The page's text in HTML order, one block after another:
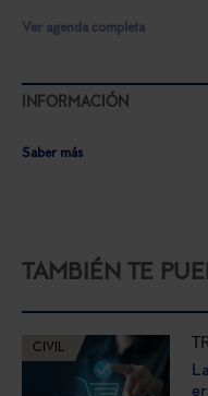
Ver agenda completa
INFORMACIÓN
Saber más
TAMBIÉN TE
CIVIL